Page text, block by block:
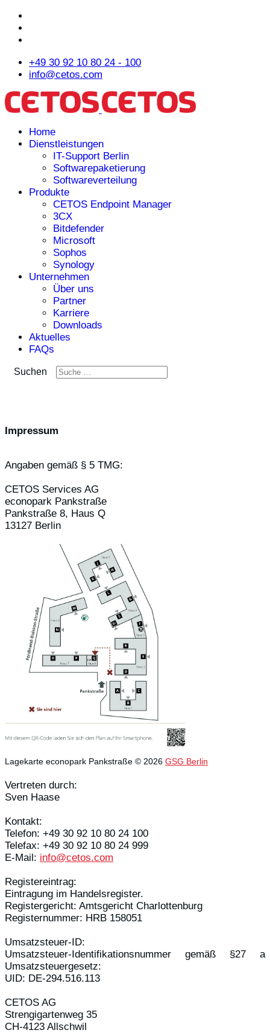
+49 30 92 10 80 24 - 100
info@cetos.com
Home
Dienstleistungen
IT-Support Berlin
Softwarepaketierung
Softwareverteilung
Produkte
CETOS Endpoint Manager
3CX
Bitdefender
Microsoft
Sophos
Synology
Unternehmen
Über uns
Partner
Karriere
Downloads
Aktuelles
FAQs
Suchen
Impressum
Angaben gemäß § 5 TMG:
CETOS Services AG
econopark Pankstraße
Pankstraße 8, Haus Q
13127 Berlin
Lagekarte econopark Pankstraße © 2026 GSG Berlin
Vertreten durch:
Sven Haase
Kontakt:
Telefon: +49 30 92 10 80 24 100
Telefax: +49 30 92 10 80 24 999
E-Mail: info@cetos.com
Registereintrag:
Eintragung im Handelsregister.
Registergericht: Amtsgericht Charlottenburg
Registernummer: HRB 158051
Umsatzsteuer-ID:
Umsatzsteuer-Identifikationsnummer gemäß §27 a
Umsatzsteuergesetz:
UID: DE-294.516.113
CETOS AG
Strengigartenweg 35
CH-4123 Allschwil